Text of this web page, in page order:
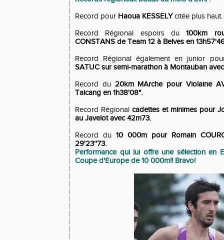
Record pour Haoua KESSELYcitée plus haut.
Record Régional espoirs du100km
CONSTANS de Team 12 à Belves en
Record Régional également en junior
SATUC sur semi-marathon à Montauban avec
Record du 20km MArche pour Violaine
Taicang en 1h38'08".
Record Régional cadettes et minimes pour
au Javelot avec 42m73.
Record du 10 000m pour Romain
29'23''73.
Performance qui lui offre une sélection en
Coupe d'Europe de 10 000m!! Bravo!